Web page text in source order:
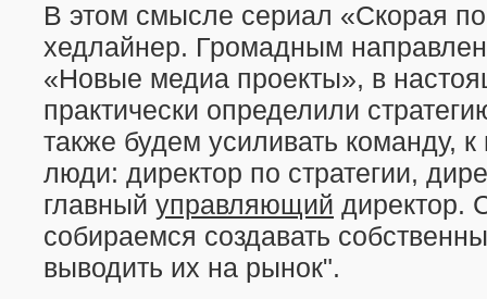
В этом смысле сериал «Скорая
хедлайнер. Громадным
«Новые медиа проекты», в
практически определили
также будем усиливать команду,
люди: директор по стратегии,
главный управляющий директор.
собираемся создавать
выводить их на рынок".